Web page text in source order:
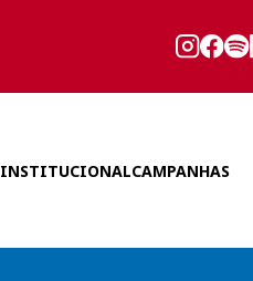
INSTITUCIONALCAMPANHAS